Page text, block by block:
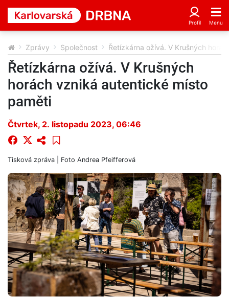
Zprávy Společnost Řetízkárna ožívá. V Krušných
Řetízkárna ožívá. V Krušných
horách vzniká autentické místo
paměti
Čtvrtek, 2. listopadu 2023, 06:46
Tisková zpráva | Foto Andrea Pfeifferová